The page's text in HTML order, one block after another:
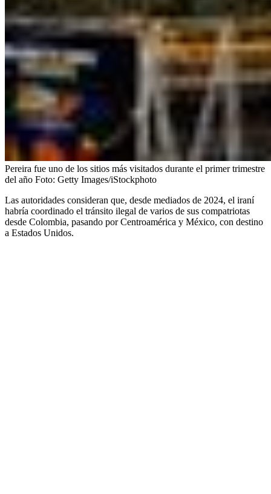
Pereira fue uno de los sitios más visitados durante el primer trimestre
del año Foto: Getty Images/iStockphoto
Las autoridades consideran que, desde mediados de 2024, el iraní
habría coordinado el tránsito ilegal de varios de sus compatriotas
desde Colombia, pasando por Centroamérica y México, con destino
a Estados Unidos.